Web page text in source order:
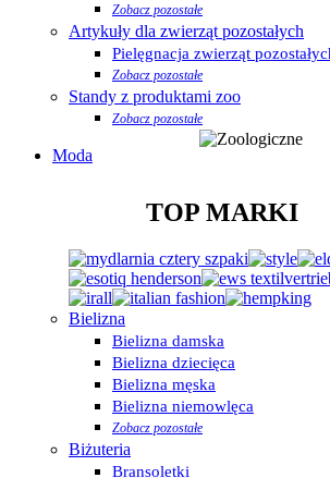
Zobacz pozostałe
Artykuły dla zwierząt pozostałych
Pielęgnacja zwierząt
Zobacz pozostałe
Standy z produktami zoo
Zobacz pozostałe
Moda
TOP MARKI
Bielizna
Bielizna damska
Bielizna dziecięca
Bielizna męska
Bielizna niemowlęca
Zobacz pozostałe
Biżuteria
Bransoletki